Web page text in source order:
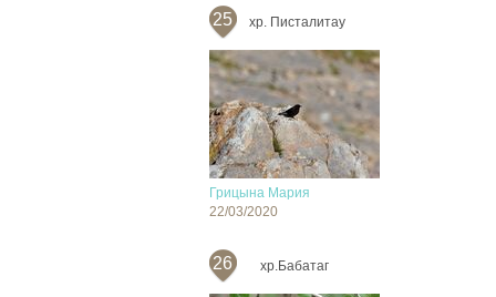
25 хр. Писталитау
Грицына Мария
22/03/2020
26 хр.Бабатаг